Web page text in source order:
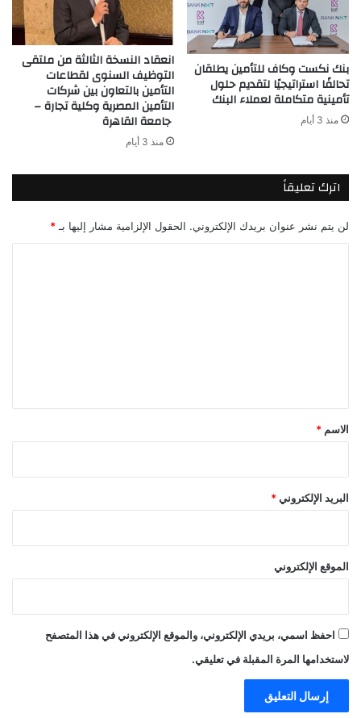
بنك نكست وكاف للتأمين يطلقان
تحالفًا استراتيجيًا لتقديم حلول
تأمينية متكاملة لعملاء البنك
منذ 3 أيام
انعقاد النسخة الثالثة من ملتقى
التوظيف السنوى لقطاعات
التأمين بالتعاون بين شركات
التأمين المصرية وكلية تجارة –
جامعة القاهرة
منذ 3 أيام
اترك تعليقاً
لن يتم نشر عنوان بريدك الإلكتروني. الحقول الإلزامية مشار إليها بـ *
*
الاسم *
البريد الإلكتروني *
الموقع الإلكتروني
احفظ اسمي، بريدي الإلكتروني، والموقع الإلكتروني في هذا المتصفح
لاستخدامها المرة المقبلة في تعليقي.